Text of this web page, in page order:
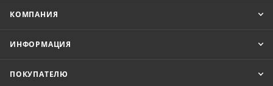
КОМПАНИЯ
ИНФОРМАЦИЯ
ПОКУПАТЕЛЮ